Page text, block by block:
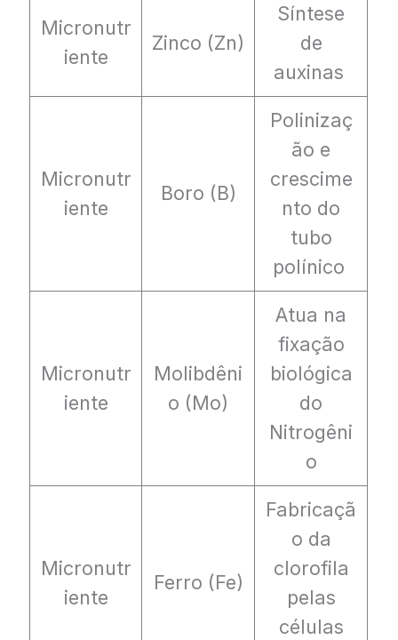
Micronutr
iente
Zinco (Zn)
Síntese
de
auxinas
Micronutr
iente
Boro (B)
Polinizaç
ão e
crescime
nto do
tubo
polínico
Micronutr
iente
Molibdêni
o (Mo)
Atua na
fixação
biológica
do
Nitrogêni
o
Micronutr
iente
Ferro (Fe)
Fabricaçã
o da
clorofila
pelas
células